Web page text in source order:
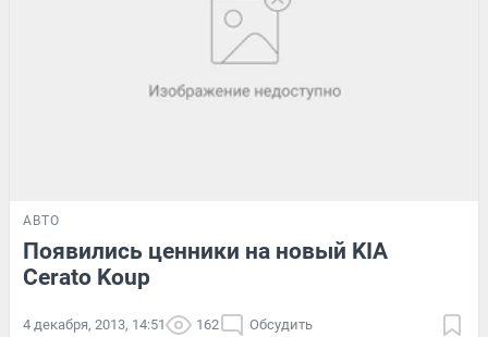
АВТО
Появились ценники на новый KIA
Cerato Koup
4 декабря, 2013, 14:51 162 Обсудить